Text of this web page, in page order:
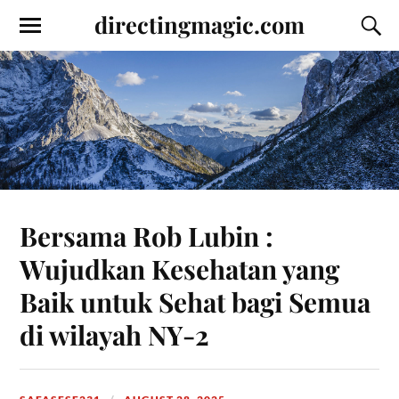
directingmagic.com
Bersama Rob Lubin :
Wujudkan Kesehatan yang
Baik untuk Sehat bagi Semua
di wilayah NY-2